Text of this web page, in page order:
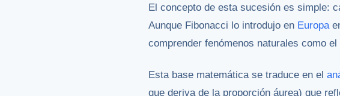
El concepto de esta sucesión es simple:
Aunque Fibonacci lo introdujo en Europa
comprender fenómenos naturales como
Esta base matemática se traduce en el
que deriva de la proporción áurea) que